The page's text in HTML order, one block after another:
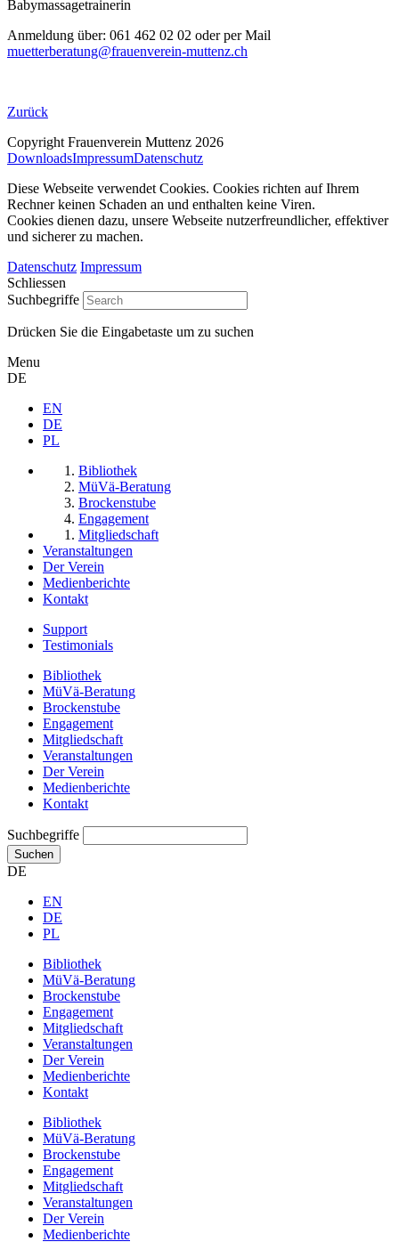
Babymassagetrainerin
Anmeldung über: 061 462 02 02 oder per Mail
muetterberatung@frauenverein‐muttenz.ch
Zurück
Copyright Frauenverein Muttenz 2026
DownloadsImpressumDatenschutz
Diese Webseite verwendet Cookies. Cookies richten auf Ihrem
Rechner keinen Schaden an und enthalten keine Viren.
Cookies dienen dazu, unsere Webseite nutzerfreundlicher, effektiver
und sicherer zu machen.
Datenschutz Impressum
Schliessen
Suchbegriffe
Drücken Sie die Eingabetaste um zu suchen
Menu
DE
EN
DE
PL
Bibliothek
MüVä-Beratung
Brockenstube
Engagement
Mitgliedschaft
Veranstaltungen
Der Verein
Medienberichte
Kontakt
Support
Testimonials
Bibliothek
MüVä-Beratung
Brockenstube
Engagement
Mitgliedschaft
Veranstaltungen
Der Verein
Medienberichte
Kontakt
Suchbegriffe
Suchen
DE
EN
DE
PL
Bibliothek
MüVä-Beratung
Brockenstube
Engagement
Mitgliedschaft
Veranstaltungen
Der Verein
Medienberichte
Kontakt
Bibliothek
MüVä-Beratung
Brockenstube
Engagement
Mitgliedschaft
Veranstaltungen
Der Verein
Medienberichte